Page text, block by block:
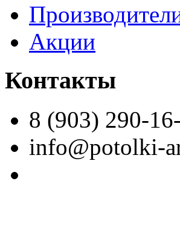
Акции
Контакты
8 (903) 290-
info@potolki-